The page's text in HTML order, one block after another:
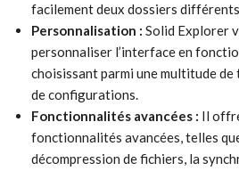
facilement deux dossiers différents
Personnalisation : Solid Explorer
personnaliser l’interface en
choisissant parmi une multitude de
de configurations.
Fonctionnalités avancées : Il
fonctionnalités avancées, telles
décompression de fichiers, la